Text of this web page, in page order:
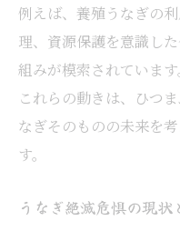
例えば、養殖うなぎの
理、資源保護を意識し
組みが模索されています
これらの動きは、ひつ
なぎそのものの未来を
す。
うなぎ絶滅危惧の現